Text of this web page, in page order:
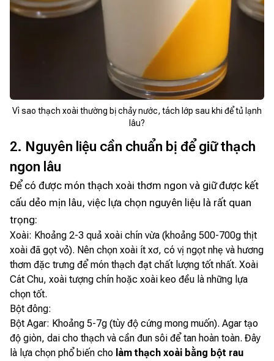
Vì sao thạch xoài thường bị chảy nước, tách lớp sau khi để tủ lạnh
lâu?
2. Nguyên liệu cần chuẩn bị để giữ thạch
ngon lâu
Để có được món thạch xoài thơm ngon và giữ được kết
cấu dẻo mịn lâu, việc lựa chọn nguyên liệu là rất quan
trọng:
Xoài: Khoảng 2-3 quả xoài chín vừa (khoảng 500-700g thịt
xoài đã gọt vỏ). Nên chọn xoài ít xơ, có vị ngọt nhẹ và hương
thơm đặc trưng để món thạch đạt chất lượng tốt nhất. Xoài
Cát Chu, xoài tượng chín hoặc xoài keo đều là những lựa
chọn tốt.
Bột đông:
Bột Agar: Khoảng 5-7g (tùy độ cứng mong muốn). Agar tạo
độ giòn, dai cho thạch và cần đun sôi để tan hoàn toàn. Đây
là lựa chọn phổ biến cho làm thạch xoài bằng bột rau